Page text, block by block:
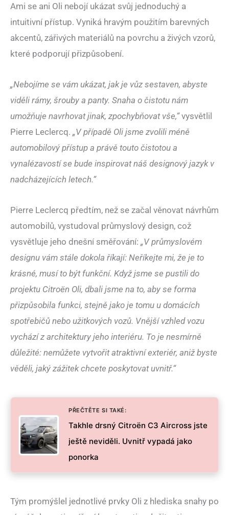
Ami se ani Oli nebojí ukázat svůj jednoduchý a
intuitivní přístup. Vyniká hravým použitím barevných
akcentů, zářivých materiálů na povrchu a živých vzorů,
které podporují přizpůsobení.
„Nebojíme se vám ukázat, jak je vůz sestaven, abyste
viděli rámy, šrouby a panty. Snaha o čistotu nám
umožňuje navrhovat jinak, zpochybňovat vše,“vysvětlil
Pierre Leclercq. „V případě Oli jsme zvolili méně
automobilový přístup a právě touto čistotou a
vynalézavostí se bude inspirovat náš designový jazyk v
nadcházejících letech.“
Pierre Leclercq předtím, než se začal věnovat návrhům
automobilů, vystudoval průmyslový design, což
vysvětluje jeho dnešní směřování: „V průmyslovém
designu vám stále dokola říkají: Neříkejte mi, že je to
krásné, musí to být funkční. Když jsme se pustili do
projektu Citroën Oli, dbali jsme na to, aby se forma
přizpůsobila funkci, stejně jako je tomu u domácích
spotřebičů nebo užitkových vozů. Vnější vzhled vozu
vychází z architektury jeho interiéru. To je nesmírně
důležité: nemůžete vytvořit atraktivní exteriér, aniž byste
věděli, jaký zážitek chcete poskytovat uvnitř.“
PŘEČTĚTE SI TAKÉ:
Takhle drsný Citroën C3 Aircross jste
ještě neviděli. Uvnitř vypadá jako
ponorka
Tým promýšlel jednotlivé prvky Oli z hlediska snahy po